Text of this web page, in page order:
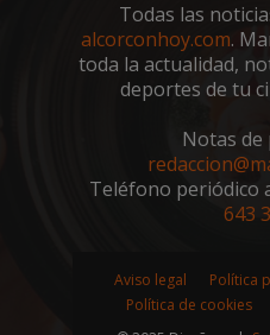
Todas las
alcorconhoy.com.
toda la actualidad,
deportes de tu
Notas de
Teléfono periódico
643
Aviso legal
Política
Política de cookies